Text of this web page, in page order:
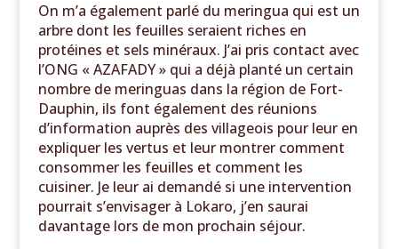
On m’a également parlé du meringua qui est un
arbre dont les feuilles seraient riches en
protéines et sels minéraux. J’ai pris contact avec
l’ONG « AZAFADY » qui a déjà planté un certain
nombre de meringuas dans la région de Fort-
Dauphin, ils font également des réunions
d’information auprès des villageois pour leur en
expliquer les vertus et leur montrer comment
consommer les feuilles et comment les
cuisiner. Je leur ai demandé si une intervention
pourrait s’envisager à Lokaro, j’en saurai
davantage lors de mon prochain séjour.